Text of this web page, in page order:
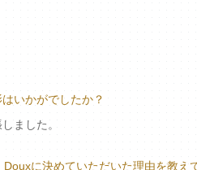
いかがでしたか？
ました。
Douxに決めていただいた理由を教え